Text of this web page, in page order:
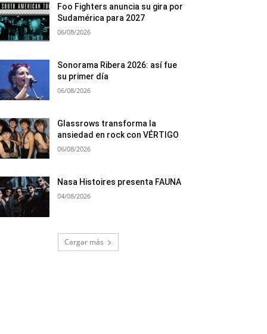
Foo Fighters anuncia su gira por
Sudamérica para 2027
06/08/2026
Sonorama Ribera 2026: así fue
su primer día
06/08/2026
Glassrows transforma la
ansiedad en rock con VÉRTIGO
06/08/2026
Nasa Histoires presenta FAUNA
04/08/2026
Cargar más